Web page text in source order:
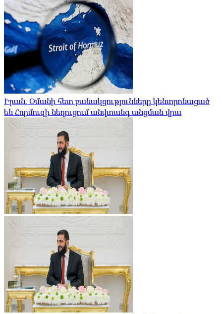
Իրան. Օմանի հետ բանակցությունները կենտրոնացած
են Հորմուզի նեղուցում անվտանգ անցման վրա